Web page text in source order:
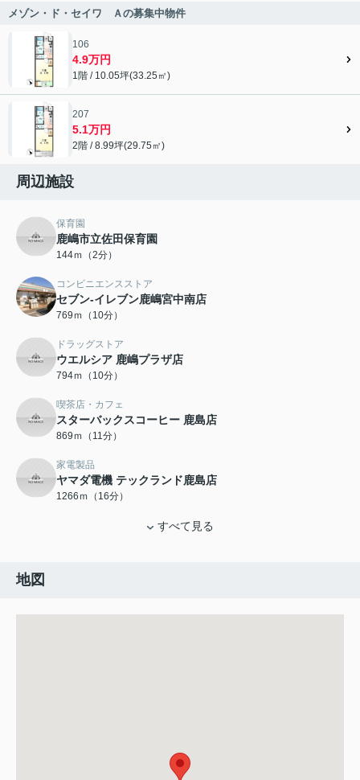
メゾン・ド・セイワ Ａの募集中物件
106
4.9万円
1階 / 10.05坪(33.25㎡)
207
5.1万円
2階 / 8.99坪(29.75㎡)
周辺施設
保育園
鹿嶋市立佐田保育園
144ｍ（2分）
コンビニエンスストア
セブン-イレブン鹿嶋宮中南店
769ｍ（10分）
ドラッグストア
ウエルシア 鹿嶋プラザ店
794ｍ（10分）
喫茶店・カフェ
スターバックスコーヒー 鹿島店
869ｍ（11分）
家電製品
ヤマダ電機 テックランド鹿島店
1266ｍ（16分）
すべて見る
地図